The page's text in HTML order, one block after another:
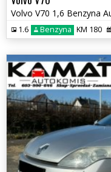
1.6 Benzyna KM 180